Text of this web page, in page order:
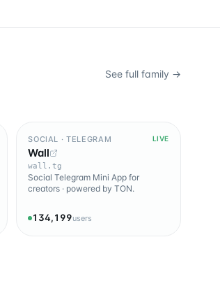
See full family →
SOCIAL · TELEGRAM LIVE
Wall
wall.tg
Social Telegram Mini App for
creators · powered by TON.
134,199users